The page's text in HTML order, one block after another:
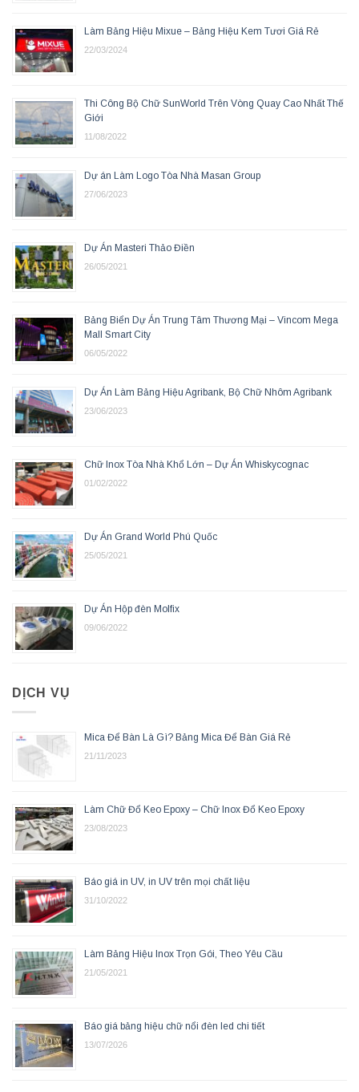
Làm Bảng Hiệu Mixue – Bảng Hiệu Kem Tươi Giá Rẻ
22/03/2024
Thi Công Bộ Chữ SunWorld Trên Vòng Quay Cao Nhất Thế
Giới
11/08/2022
Dự án Làm Logo Tòa Nhà Masan Group
27/06/2023
Dự Án Masteri Thảo Điền
26/05/2021
Bảng Biển Dự Án Trung Tâm Thương Mại – Vincom Mega
Mall Smart City
06/05/2022
Dự Án Làm Bảng Hiệu Agribank, Bộ Chữ Nhôm Agribank
23/06/2023
Chữ Inox Tòa Nhà Khổ Lớn – Dự Án Whiskycognac
01/02/2022
Dự Án Grand World Phú Quốc
25/05/2021
Dự Án Hộp đèn Molfix
09/06/2022
DỊCH VỤ
Mica Để Bàn Là Gì? Bảng Mica Để Bàn Giá Rẻ
21/11/2023
Làm Chữ Đổ Keo Epoxy – Chữ Inox Đổ Keo Epoxy
23/08/2023
Báo giá in UV, in UV trên mọi chất liệu
31/10/2022
Làm Bảng Hiệu Inox Trọn Gói, Theo Yêu Cầu
21/05/2021
Báo giá bảng hiệu chữ nổi đèn led chi tiết
13/07/2026